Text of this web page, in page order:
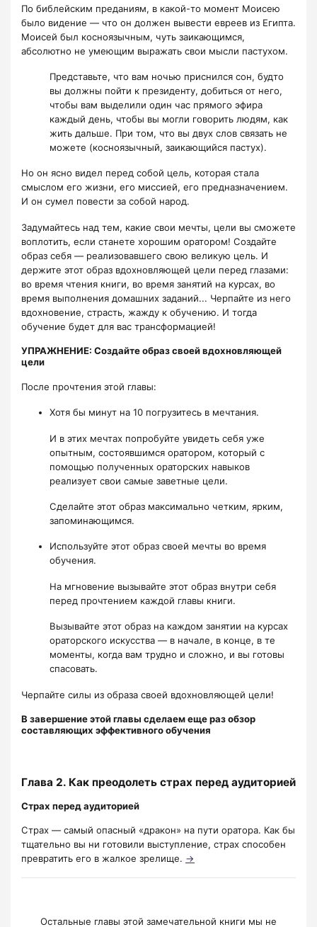
По библейским преданиям, в какой-то момент Моисею
было видение — что он должен вывести евреев из Египта.
Моисей был косноязычным, чуть заикающимся,
абсолютно не умеющим выражать свои мысли пастухом.
Представьте, что вам ночью приснился сон, будто
вы должны пойти к президенту, добиться от него,
чтобы вам выделили один час прямого эфира
каждый день, чтобы вы могли говорить людям, как
жить дальше. При том, что вы двух слов связать не
можете (косноязычный, заикающийся пастух).
Но он ясно видел перед собой цель, которая стала
смыслом его жизни, его миссией, его предназначением.
И он сумел повести за собой народ.
Задумайтесь над тем, какие свои мечты, цели вы сможете
воплотить, если станете хорошим оратором! Создайте
образ себя — реализовавшего свою великую цель. И
держите этот образ вдохновляющей цели перед глазами:
во время чтения книги, во время занятий на курсах, во
время выполнения домашних заданий... Черпайте из него
вдохновение, страсть, жажду к обучению. И тогда
обучение будет для вас трансформацией!
УПРАЖНЕНИЕ: Создайте образ своей вдохновляющей
цели
После прочтения этой главы:
Хотя бы минут на 10 погрузитесь в мечтания.
И в этих мечтах попробуйте увидеть себя уже
опытным, состоявшимся оратором, который с
помощью полученных ораторских навыков
реализует свои самые заветные цели.
Сделайте этот образ максимально четким, ярким,
запоминающимся.
Используйте этот образ своей мечты во время
обучения.
На мгновение вызывайте этот образ внутри себя
перед прочтением каждой главы книги.
Вызывайте этот образ на каждом занятии на курсах
ораторского искусства — в начале, в конце, в те
моменты, когда вам трудно и сложно, и вы готовы
спасовать.
Черпайте силы из образа своей вдохновляющей цели!
В завершение этой главы сделаем еще раз обзор
составляющих эффективного обучения
Глава 2. Как преодолеть страх перед аудиторией
Страх перед аудиторией
Страх — самый опасный «дракон» на пути оратора. Как бы
тщательно вы ни готовили выступление, страх способен
превратить его в жалкое зрелище. →
Остальные главы этой замечательной книги мы не